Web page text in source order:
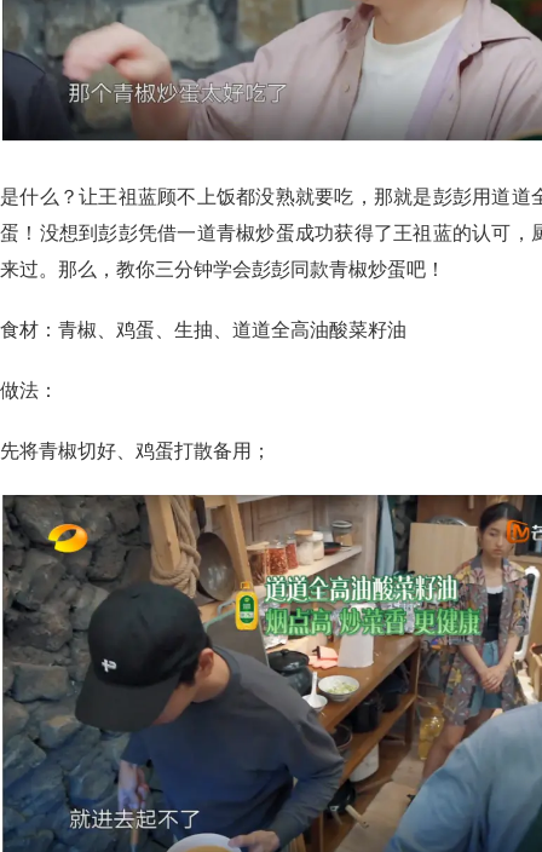
是什么？让王祖蓝顾不上饭都没熟就要吃，那就是彭彭用道道
蛋！没想到彭彭凭借一道青椒炒蛋成功获得了王祖蓝的认可，
来过。那么，教你三分钟学会彭彭同款青椒炒蛋吧！
食材：青椒、鸡蛋、生抽、道道全高油酸菜籽油
做法：
先将青椒切好、鸡蛋打散备用；